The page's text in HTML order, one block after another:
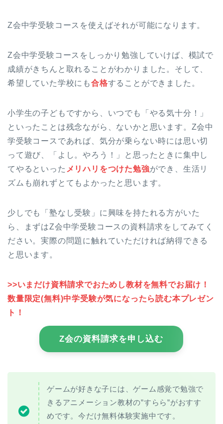
Z会中学受験コースを使えばそれが可能になります。
Z会中学受験コースをしっかり勉強していけば、模試で
成績がきちんと取れることがわかりました。そして、
希望していた学校にも合格することができました。
小学生の子どもですから、いつでも「やる気十分！」
といったことは残念ながら、ないかと思います。Z会中
学受験コースであれば、気分が乗らない時には思い切
って遊び、「よし。やろう！」と思ったときに集中し
てやるといった メリハリをつけた勉強ができ、生活リ
ズムも崩れずとてもよかったと思います。
少しでも「塾なし受験」に興味を持たれる方がいた
ら、まずはZ会中学受験コースの資料請求をしてみてく
ださい。実際の問題に触れていただければ納得できる
と思います。
>>いまだけ資料請求でおためし教材を無料でお届け！
数量限定(無料)中学受験が気になったら読む本プレゼン
ト！
Z会の資料請求を申し込む
ゲームが好きな子には、ゲーム感覚で勉強で
きるアニメーション教材の”すらら”がおすす
めです。今だけ無料体験実施中です。